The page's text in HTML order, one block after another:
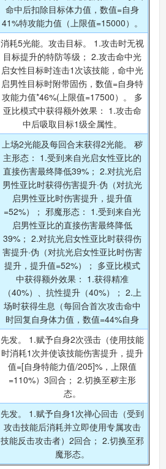
命中后扣除目标体力值，数值=自身
41%特攻能力值（上限值=15000）。
消耗5光能。攻击目标。 1.攻击时无视
目标提升的特防等级； 2.攻击命中光
启女性目标时连击1次该技能，命中光
启男性目标时附带固伤，数值=自身特
攻能力值*46%(上限值=17500）。 多
亚比模式中获得额外效果： 1.攻击命
中后吸取目标1级全属性。
上场2光能及每回合末获得2光能。 秽
主形态： 1.受到来自光启女性亚比的
直接伤害最终降低39%； 2.对抗光启
男性亚比时获得伤害提升·伪（对抗光
启男性亚比时伤害提升，提升值
=52%）； 邪魔形态： 1.受到来自光
启男性亚比的直接伤害最终降低
39%； 2.对抗光启女性亚比时获得伤
害提升·伪（对抗光启女性亚比时伤害
提升，提升值=52%）； 多亚比模式
中获得额外效果： 1.获得精准
（40%）、抗性提升（40%）； 2.上
场时获得生息（每回合首次攻击命中
时回复自身体力值，数值=44%自身
先发。 1.赋予自身2次强击（使用技能
时消耗1次并使该技能伤害提升，提升
值=[自身特能力值/205]%，上限值
=110%）3回合； 2.切换至秽主形
态。
先发。 1.赋予自身1次禅心回击（受到
攻击技能后消耗并立即使用专属攻击
技能反击攻击者）2回合； 2.切换至邪
魔形态。